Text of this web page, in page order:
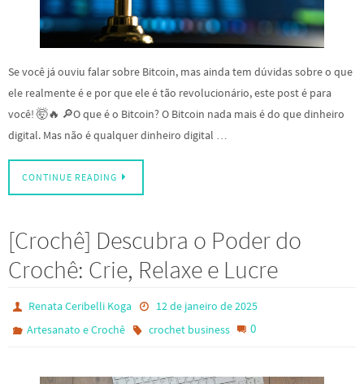
Se você já ouviu falar sobre Bitcoin, mas ainda tem dúvidas sobre o que
ele realmente é e por que ele é tão revolucionário, este post é para
você! 🤯🔥 🔎O que é o Bitcoin? O Bitcoin nada mais é do que dinheiro
digital. Mas não é qualquer dinheiro digital …
CONTINUE READING
[Crochê] Descubra o Poder do
Crochê: Crie, Relaxe e Lucre
Renata Ceribelli Koga
12 de janeiro de 2025
Artesanato e Crochê
crochet business 0